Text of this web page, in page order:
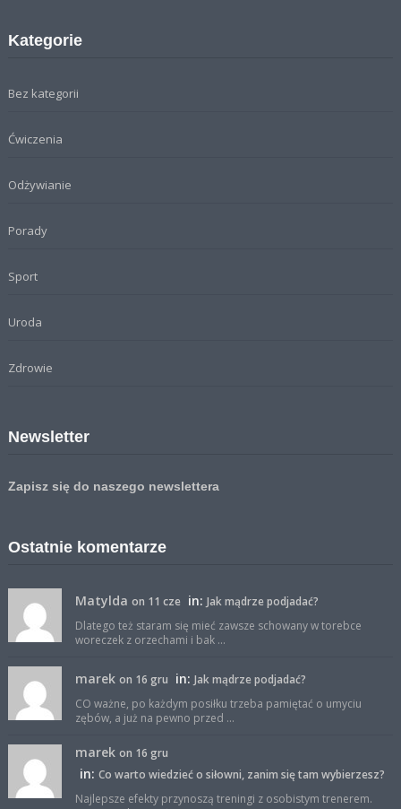
Kategorie
Bez kategorii
Ćwiczenia
Odżywianie
Porady
Sport
Uroda
Zdrowie
Newsletter
Zapisz się do naszego newslettera
Ostatnie komentarze
Matylda on 11 cze in: Jak mądrze podjadać?
Dlatego też staram się mieć zawsze schowany w torebce
woreczek z orzechami i bak ...
marek on 16 gru in: Jak mądrze podjadać?
CO ważne, po każdym posiłku trzeba pamiętać o umyciu
zębów, a już na pewno przed ...
marek on 16 gru
in: Co warto wiedzieć o siłowni, zanim się tam wybierzesz?
Najlepsze efekty przynoszą treningi z osobistym trenerem.